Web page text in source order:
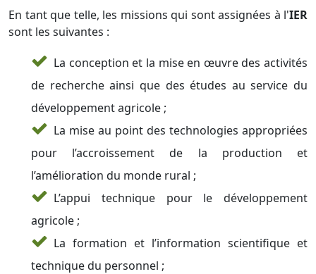
En tant que telle, les missions qui sont assignées à l'IER
sont les suivantes :
La conception et la mise en œuvre des activités
de recherche ainsi que des études au service du
développement agricole ;
La mise au point des technologies appropriées
pour l’accroissement de la production et
l’amélioration du monde rural ;
L’appui technique pour le développement
agricole ;
La formation et l’information scientifique et
technique du personnel ;